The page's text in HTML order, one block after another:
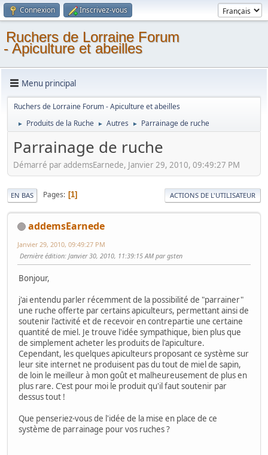
Connexion Inscrivez-vous
Ruchers de Lorraine Forum
- Apiculture et abeilles
Menu principal
Ruchers de Lorraine Forum - Apiculture et abeilles
► Produits de la Ruche ► Autres ► Parrainage de ruche
Parrainage de ruche
Démarré par addemsEarnede, Janvier 29, 2010, 09:49:27 PM
EN BAS Pages 1 ACTIONS DE L'UTILISATEUR
addemsEarnede
Janvier 29, 2010, 09:49:27 PM
Dernière édition: Janvier 30, 2010, 11:39:15 AM par gsten
Bonjour,
j'ai entendu parler récemment de la possibilité de "parrainer"
une ruche offerte par certains apiculteurs, permettant ainsi de
soutenir l'activité et de recevoir en contrepartie une certaine
quantité de miel. Je trouve l'idée sympathique, bien plus que
de simplement acheter les produits de l'apiculture.
Cependant, les quelques apiculteurs proposant ce système sur
leur site internet ne produisent pas du tout de miel de sapin,
de loin le meilleur à mon goût et malheureusement de plus en
plus rare. C'est pour moi le produit qu'il faut soutenir par
dessus tout !
Que penseriez-vous de l'idée de la mise en place de ce
système de parrainage pour vos ruches ?